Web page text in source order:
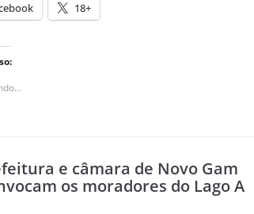
18+
e câmara de Novo Gam
os moradores do Lago A